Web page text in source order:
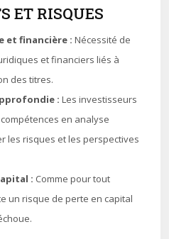
ET RISQUES
et financière : Nécessité de
et financiers liés à
des titres.
: Les investisseurs
en analyse
les risques et les perspectives
: Comme pour tout
un risque de perte en capital